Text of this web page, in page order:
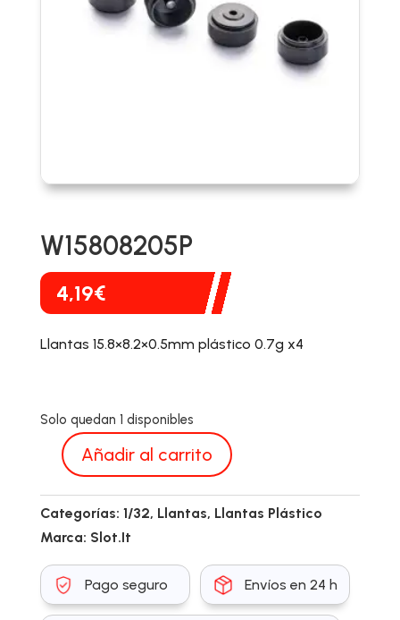
W15808205P
4,19€
Llantas 15.8×8.2×0.5mm plástico 0.7g x4
Solo quedan 1 disponibles
W15808205P
Añadir al carrito
Categorías: 1/32, Llantas, Llantas Plástico
Marca: Slot.It
Pago seguro Envíos en 24 h